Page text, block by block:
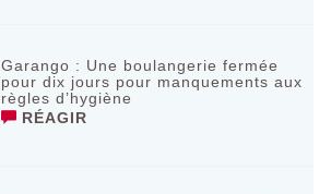
Garango : Une boulangerie fermée
pour dix jours pour manquements aux
règles d’hygiène
RÉAGIR